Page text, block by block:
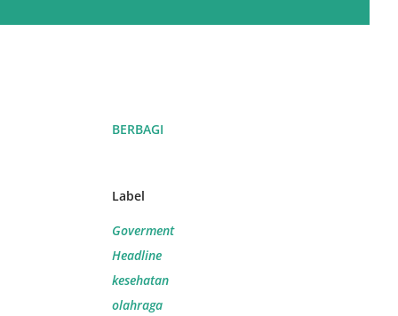
BERBAGI
Label
Goverment
Headline
kesehatan
olahraga